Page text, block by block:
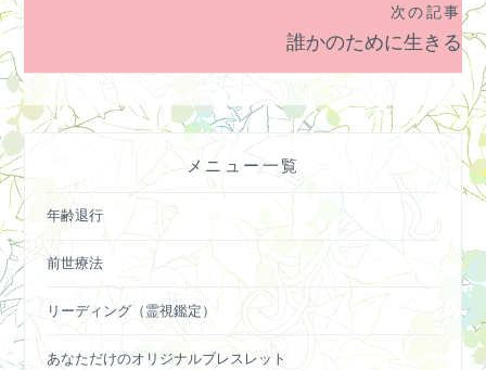
ビ
ー
シ
ョ
ン
次の記事
誰かのために生きる
メニュー一覧
年齢退行
前世療法
リーディング（霊視鑑定）
あなただけのオリジナルブレスレット